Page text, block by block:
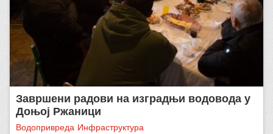
Завршени радови на изградњи водовода у
Доњој Ржаници
Водопривреда Инфраструктура